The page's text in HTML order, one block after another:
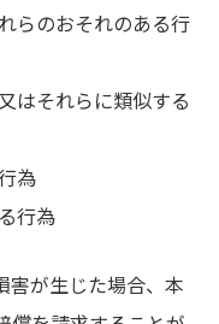
らのおそれのある行
はそれらに類似する
為
行為
が生じた場合、本